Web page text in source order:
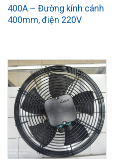
400A – Đường kính cánh
400mm, điện 220V